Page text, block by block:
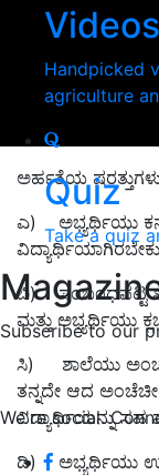
Videos
Handpicked
agriculture
Quiz
Take a quiz
Subscribe to our
We're social.
ಅರ್ಹತೆಯ
ಎ) ಅಭ್ಯರ್ಥಿಯು
ಬಿ) ಸಂಬಂಧಪಟ್ಟ
ಮತ್ತು ಅಭ್ಯರ್ಥಿಯು
ಸಿ) ಶಾಲೆಯು
ತನ್ನದೇ ಆದ
ವಿದ್ಯಾರ್ಥಿಯನ್ನು ಸಹ
ಡಿ) ಅಭ್ಯರ್ಥಿಯು